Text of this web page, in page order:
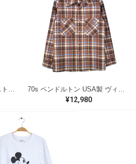
¥12,980